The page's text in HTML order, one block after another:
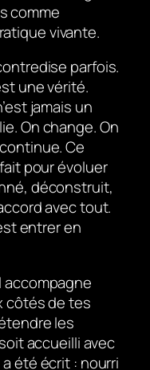
comme
vivante.
parfois.
une vérité.
jamais un
On change. On
Ce
pour évoluer
déconstruit,
avec tout.
entrer en
accompagne
côtés de tes
les
accueilli avec
été écrit : nourri